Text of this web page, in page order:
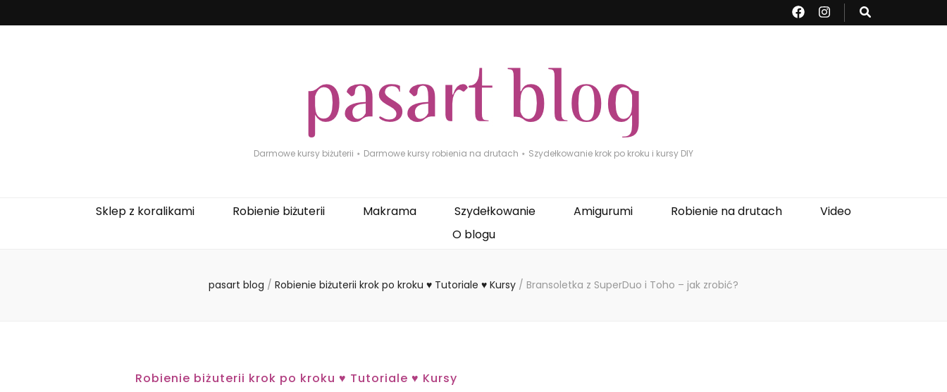
Darmowe kursy biżuterii ⋆ Darmowe kursy robienia na drutach ⋆ Szydełkowanie krok po kroku i kursy DIY
Sklep z koralikami Robienie biżuterii Makrama Szydełkowanie Amigurumi Robienie na drutach
Video
O blogu
pasart blog / Robienie biżuterii krok po kroku ♥ Tutoriale ♥ Kursy / Bransoletka z SuperDuo i Toho – jak zrobić?
Robienie biżuterii krok po kroku ♥ Tutoriale ♥ Kursy